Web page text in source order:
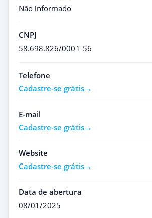
Não informado
CNPJ
58.698.826/0001-56
Telefone
Cadastre-se grátis
E-mail
Cadastre-se grátis
Website
Cadastre-se grátis
Data de abertura
08/01/2025